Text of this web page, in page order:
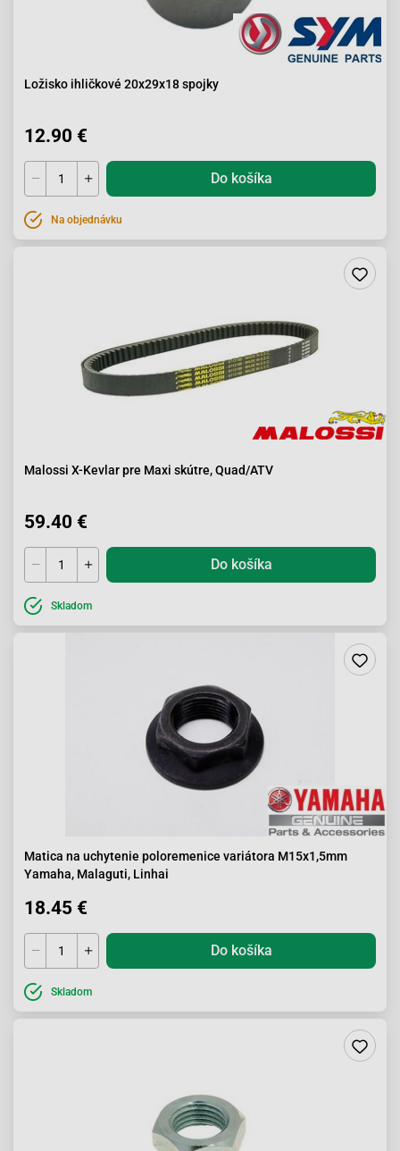
Ložisko ihličkové 20x29x18 spojky
12.90 €
Do košíka
Na objednávku
Malossi X-Kevlar pre Maxi skútre, Quad/ATV
59.40 €
Do košíka
Skladom
Matica na uchytenie poloremenice variátora M15x1,5mm
Yamaha, Malaguti, Linhai
18.45 €
Do košíka
Skladom